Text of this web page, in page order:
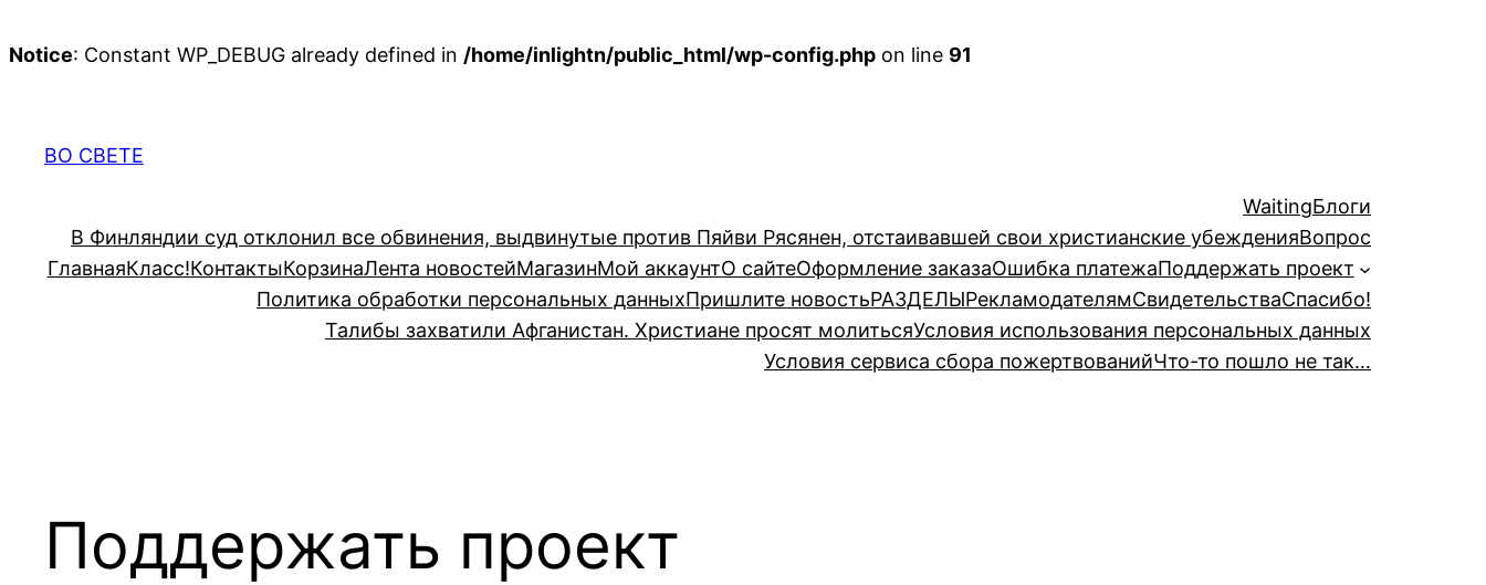
Notice: Constant WP_DEBUG already defined in /home/inlightn/public_html/wp-config.php on line 91
содержимому
ВО СВЕТЕ
WaitingБлоги
В Финляндии суд отклонил все обвинения, выдвинутые против Пяйви Рясянен, отстаивавшей свои христианские убежденияВопрос
ГлавнаяКласс!КонтактыКорзинаЛента новостейМагазинМой аккаунтО сайтеОформление заказаОшибка платежаПоддержать проект
Политика обработки персональных данныхПришлите новостьРАЗДЕЛЫРекламодателямСвидетельстваСпасибо!
Талибы захватили Афганистан. Христиане просят молитьсяУсловия использования персональных данных
Условия сервиса сбора пожертвованийЧто-то пошло не так…
Поддержать проект